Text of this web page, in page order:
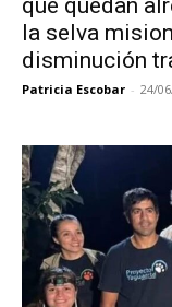
que quedan
la selva
disminución
Patricia Escobar - 24/